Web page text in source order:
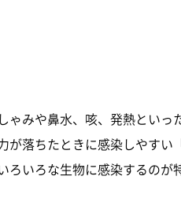
みや鼻水、咳、発熱といっ
落ちたときに感染しやすい
いろな生物に感染するのが